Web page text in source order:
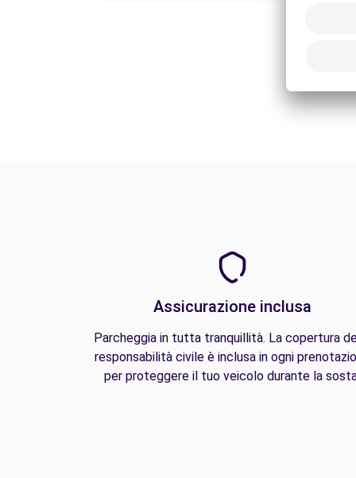
Assicurazione inclusa
Parcheggia in tutta tranquillità. La copertura
responsabilità civile è inclusa in ogni
per proteggere il tuo veicolo durante la